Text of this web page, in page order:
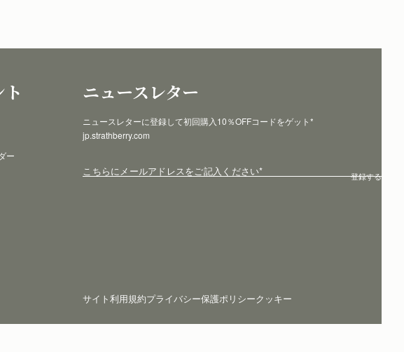
ー
ニュースレター
ニュースレターに登録して初回購入10％OFFコードをゲット*
jp.strathberry.com
こちらにメールアドレスをご記入ください* 登録する
サイト利用規約プライバシー保護ポリシークッキー